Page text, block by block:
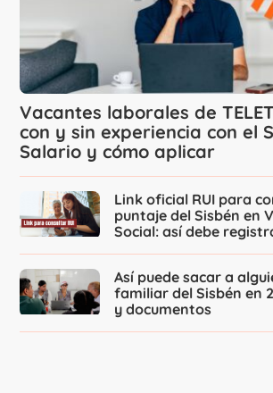
Vacantes laborales de
con y sin experiencia con el
Salario y cómo aplicar
Link oficial RUI para
puntaje del Sisbén en
Social: así debe
Así puede sacar a
familiar del Sisbén en
y documentos